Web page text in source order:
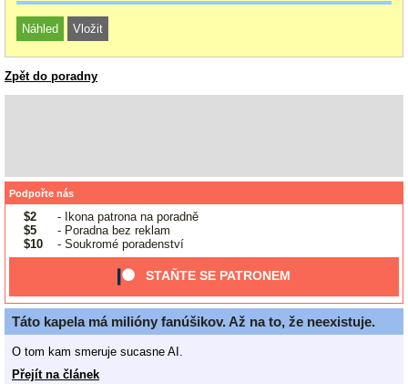
Zpět do poradny
Podpořte nás
$2
- Ikona patrona na poradně
$5
- Poradna bez reklam
$10
- Soukromé poradenství
STAŇTE SE PATRONEM
Táto kapela má milióny fanúšikov. Až na to, že neexistuje.
O tom kam smeruje sucasne AI.
Přejít na článek